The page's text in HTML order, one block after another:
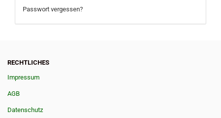
Passwort vergessen?
RECHTLICHES
Impressum
AGB
Datenschutz